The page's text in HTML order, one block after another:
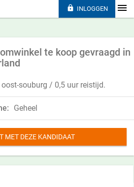
te koop gevraagd in
souburg / 0,5 uur reistijd.
Geheel
MET DEZE KANDIDAAT
 INLOGGEN